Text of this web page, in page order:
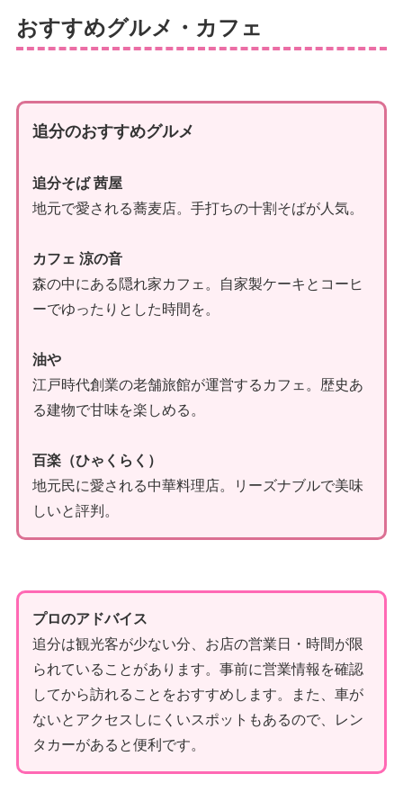
おすすめグルメ・カフェ
追分のおすすめグルメ
追分そば 茜屋
地元で愛される蕎麦店。手打ちの十割そばが人気。
カフェ 涼の音
森の中にある隠れ家カフェ。自家製ケーキとコーヒ
ーでゆったりとした時間を。
油や
江戸時代創業の老舗旅館が運営するカフェ。歴史あ
る建物で甘味を楽しめる。
百楽（ひゃくらく）
地元民に愛される中華料理店。リーズナブルで美味
しいと評判。
プロのアドバイス
追分は観光客が少ない分、お店の営業日・時間が限
られていることがあります。事前に営業情報を確認
してから訪れることをおすすめします。また、車が
ないとアクセスしにくいスポットもあるので、レン
タカーがあると便利です。